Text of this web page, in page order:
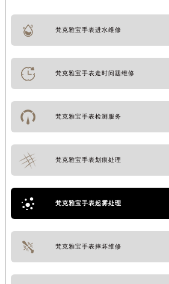
梵克雅宝手表进水维修
梵克雅宝手表走时问题维修
梵克雅宝手表检测服务
梵克雅宝手表划痕处理
梵克雅宝手表起雾处理
梵克雅宝手表摔坏维修